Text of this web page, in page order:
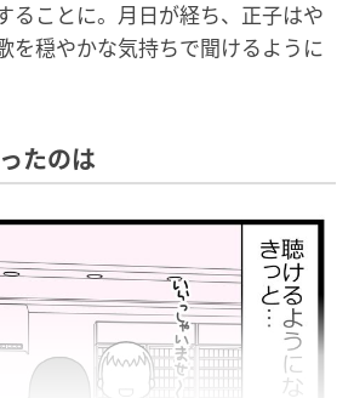
ることに。月日が経ち、正子はや
を穏やかな気持ちで聞けるように
たのは